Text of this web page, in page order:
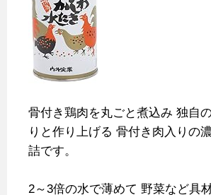
骨付き鶏肉を丸ごと煮込み 独自
りと作り上げる 骨付き肉入りの
詰です。
2～3倍の水で薄めて 野菜など具